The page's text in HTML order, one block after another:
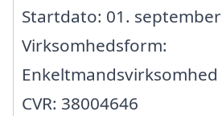
Startdato: 01.
Virksomhedsform:
Enkeltmandsvirksomhed
CVR: 38004646